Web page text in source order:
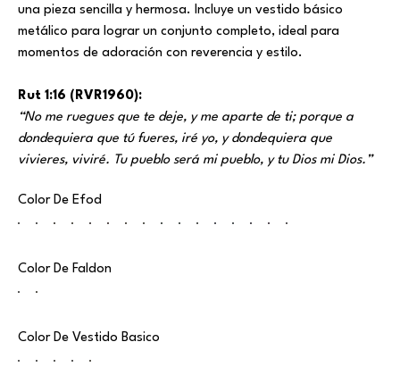
una pieza sencilla y hermosa. Incluye un vestido básico
metálico para lograr un conjunto completo, ideal para
momentos de adoración con reverencia y estilo.
Rut 1:16 (RVR1960):
“No me ruegues que te deje, y me aparte de ti; porque a
dondequiera que tú fueres, iré yo, y dondequiera que
vivieres, viviré. Tu pueblo será mi pueblo, y tu Dios mi Dios.”
Color De Efod
Color De Faldon
Color De Vestido Basico